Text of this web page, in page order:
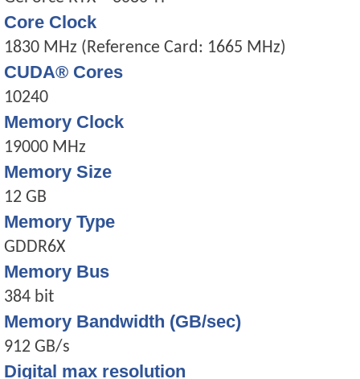
Core Clock
1830 MHz (Reference Card: 1665 MHz)
CUDA® Cores
10240
Memory Clock
19000 MHz
Memory Size
12 GB
Memory Type
GDDR6X
Memory Bus
384 bit
Memory Bandwidth (GB/sec)
912 GB/s
Digital max resolution